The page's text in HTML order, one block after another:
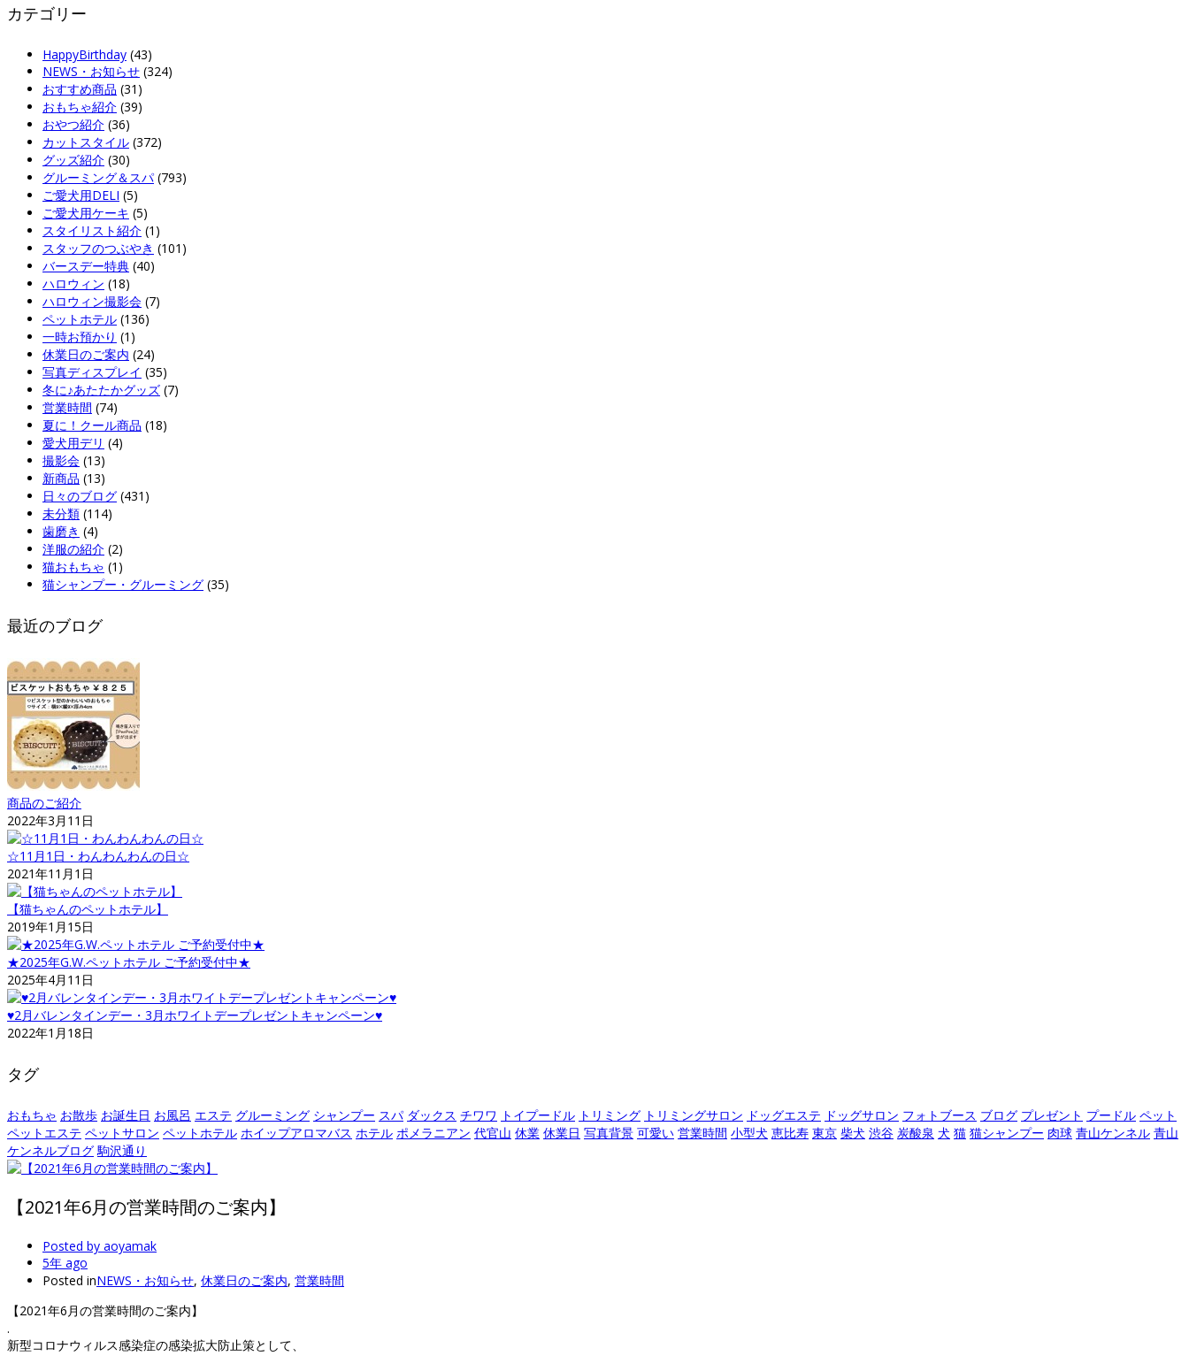
カテゴリー
HappyBirthday (43)
NEWS・お知らせ (324)
おすすめ商品 (31)
おもちゃ紹介 (39)
おやつ紹介 (36)
カットスタイル (372)
グッズ紹介 (30)
グルーミング＆スパ (793)
ご愛犬用DELI (5)
ご愛犬用ケーキ (5)
スタイリスト紹介 (1)
スタッフのつぶやき (101)
バースデー特典 (40)
ハロウィン (18)
ハロウィン撮影会 (7)
ペットホテル (136)
一時お預かり (1)
休業日のご案内 (24)
写真ディスプレイ (35)
冬に♪あたたかグッズ (7)
営業時間 (74)
夏に！クール商品 (18)
愛犬用デリ (4)
撮影会 (13)
新商品 (13)
日々のブログ (431)
未分類 (114)
歯磨き (4)
洋服の紹介 (2)
猫おもちゃ (1)
猫シャンプー・グルーミング (35)
最近のブログ
商品のご紹介
2022年3月11日
☆11月1日・わんわんわんの日☆
2021年11月1日
【猫ちゃんのペットホテル】
2019年1月15日
★2025年G.W.ペットホテル ご予約受付中★
2025年4月11日
♥2月バレンタインデー・3月ホワイトデープレゼントキャンペーン♥
2022年1月18日
タグ
おもちゃ お散歩 お誕生日 お風呂 エステ グルーミング シャンプー スパ ダックス チワワ トイプードル トリミング トリミングサロン ドッグエステ ドッグサロン フォトブース ブログ プレゼント プードル ペット
ペットエステ ペットサロン ペットホテル ホイップアロマバス ホテル ポメラニアン 代官山 休業 休業日 写真背景 可愛い 営業時間 小型犬 恵比寿 東京 柴犬 渋谷 炭酸泉 犬 猫 猫シャンプー 肉球 青山ケンネル 青山
ケンネルブログ 駒沢通り
【2021年6月の営業時間のご案内】
Posted by aoyamak
5年 ago
Posted inNEWS・お知らせ, 休業日のご案内, 営業時間
【2021年6月の営業時間のご案内】
.
新型コロナウィルス感染症の感染拡大防止策として、